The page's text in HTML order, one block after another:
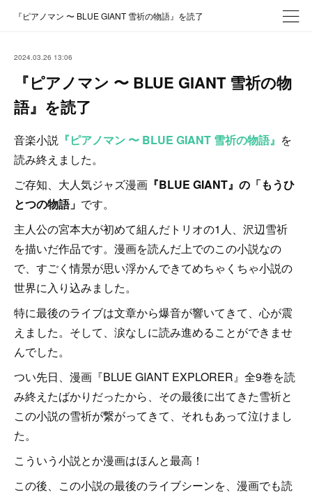
『ピアノマン 〜 BLUE GIANT 雪祈の物語』を読了
2024.03.26 13:06
『ピアノマン 〜 BLUE GIANT 雪祈の物
語』を読了
音楽小説 『ピアノマン 〜 BLUE GIANT 雪祈の物語』 を
読み終えました。
ご存知、大人気ジャズ漫画 『BLUE GIANT』の「もうひ
とつの物語」 です。
主人公の宮本大が初めて組んだトリオの1人、沢辺雪祈
を描いだ作品です。漫画を読んだ上でのこの小説なの
で、すごく情景が思い浮かんできてめちゃくちゃ小説の
世界に入り込みました。
特に最後のライブは文章から爆音が響いてきて、心が震
えました。そして、涙なしに読み進めることができませ
んでした。
つい先日、漫画『BLUE GIANT EXPLORER』全9巻を読
み終えたばかりだったから、その最後に出てきた雪祈と
この小説の雪祈が繋がってきて、それもあって泣けまし
た。
こういう小説とか漫画はほんと最高！
この後、この小説の最後のライブシーンを、漫画でも読